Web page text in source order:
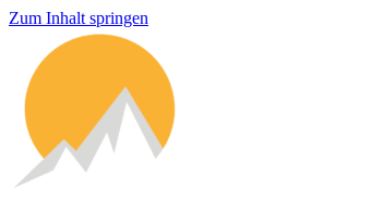
Zum Inhalt springen